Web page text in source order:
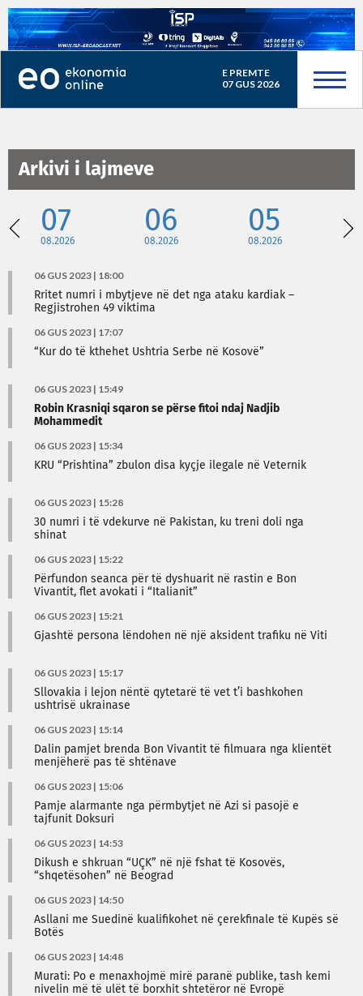
E PREMTE
07 GUS 2026
Arkivi i lajmeve
07
08.2026
06
08.2026
05
08.2026
06 GUS 2023 | 18:00
Rritet numri i mbytjeve në det nga ataku kardiak –
Regjistrohen 49 viktima
06 GUS 2023 | 17:07
“Kur do të kthehet Ushtria Serbe në Kosovë”
06 GUS 2023 | 15:49
Robin Krasniqi sqaron se përse fitoi ndaj Nadjib
Mohammedit
06 GUS 2023 | 15:34
KRU “Prishtina” zbulon disa kyçje ilegale në Veternik
06 GUS 2023 | 15:28
30 numri i të vdekurve në Pakistan, ku treni doli nga
shinat
06 GUS 2023 | 15:22
Përfundon seanca për të dyshuarit në rastin e Bon
Vivantit, flet avokati i “Italianit”
06 GUS 2023 | 15:21
Gjashtë persona lëndohen në një aksident trafiku në Viti
06 GUS 2023 | 15:17
Sllovakia i lejon nëntë qytetarë të vet t’i bashkohen
ushtrisë ukrainase
06 GUS 2023 | 15:14
Dalin pamjet brenda Bon Vivantit të filmuara nga klientët
menjëherë pas të shtënave
06 GUS 2023 | 15:06
Pamje alarmante nga përmbytjet në Azi si pasojë e
tajfunit Doksuri
06 GUS 2023 | 14:53
Dikush e shkruan “UÇK” në një fshat të Kosovës,
“shqetësohen” në Beograd
06 GUS 2023 | 14:50
Asllani me Suedinë kualifikohet në çerekfinale të Kupës së
Botës
06 GUS 2023 | 14:48
Murati: Po e menaxhojmë mirë paranë publike, tash kemi
nivelin më të ulët të borxhit shtetëror në Evropë